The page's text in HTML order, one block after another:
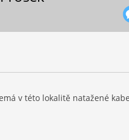
v této lokalitě natažené